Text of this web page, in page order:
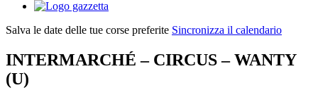
Salva le date delle tue corse preferite Sincronizza il calendario
INTERMARCHÉ – CIRCUS – WANTY
(U)